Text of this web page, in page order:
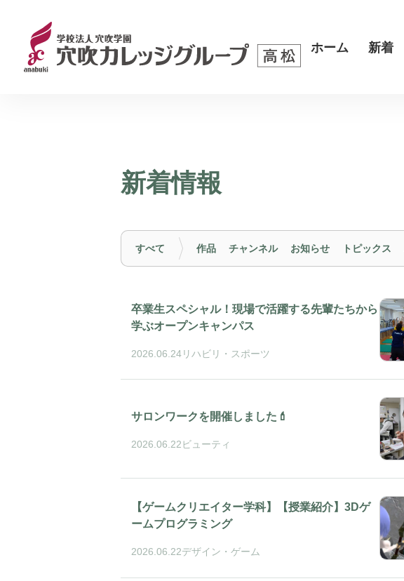
ホーム 新着
新着情報
すべて 作品 チャンネル お知らせ トピックス
卒業生スペシャル！現場で活躍する先輩たちから
学ぶオープンキャンパス
2026.06.24リハビリ・スポーツ
サロンワークを開催しました💄
2026.06.22ビューティ
【ゲームクリエイター学科】【授業紹介】3Dゲ
ームプログラミング
2026.06.22デザイン・ゲーム